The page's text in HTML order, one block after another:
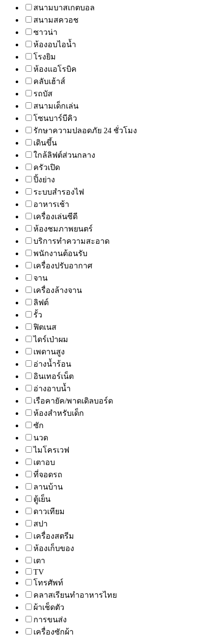
สนามบาสเกตบอล
สนามสควอช
ซาวน่า
ห้องอบไอน้ำ
โรงยิม
ห้องแอโรบิค
คลับเฮ้าส์
รถบัส
สนามเด็กเล่น
โซนบาร์บีคิว
รักษาความปลอดภัย 24 ชั่วโมง
เดินขึ้น
ใกล้ลิฟต์ส่วนกลาง
ครัวเปิด
ปิ้งย่าง
ระบบสำรองไฟ
อาหารเช้า
เครื่องเล่นซีดี
ห้องชมภาพยนตร์
บริการทำความสะอาด
พนักงานต้อนรับ
เครื่องปรับอากาศ
จาน
เครื่องล้างจาน
ลิฟต์
รั้ว
ฟิตเนส
ไดร์เป่าผม
เพดานสูง
อ่างน้ำร้อน
อินเทอร์เน็ต
อ่างอาบน้ำ
เรือคายัค/พาดเดิลบอร์ด
ห้องสำหรับเด็ก
ซัก
นวด
ไมโครเวฟ
เตาอบ
ที่จอดรถ
ลานบ้าน
ตู้เย็น
ดาวเทียม
สปา
เครื่องสตรีม
ห้องเก็บของ
เตา
TV
โทรศัพท์
คลาสเรียนทำอาหารไทย
ผ้าเช็ดตัว
การขนส่ง
เครื่องซักผ้า